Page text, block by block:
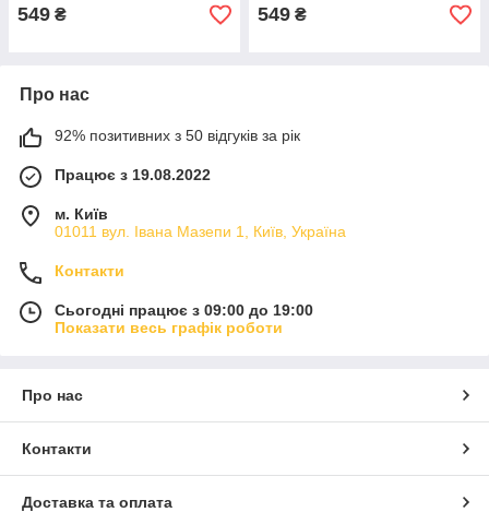
549 ₴ 549 ₴
Про нас
92% позитивних з 50 відгуків за рік
Працює з 19.08.2022
м. Київ
01011 вул. Івана Мазепи 1, Київ, Україна
Контакти
Сьогодні працює з 09:00 до 19:00
Показати весь графік роботи
Про нас
Контакти
Доставка та оплата